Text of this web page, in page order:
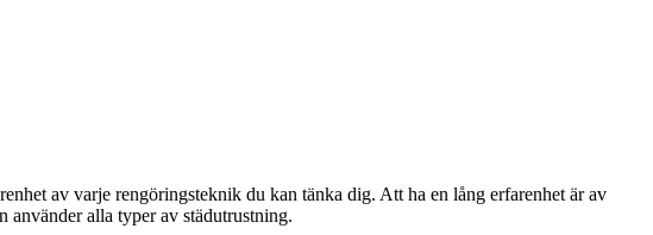
av varje rengöringsteknik du kan tänka dig. Att ha en lång erfarenhet är av
använder alla typer av städutrustning.